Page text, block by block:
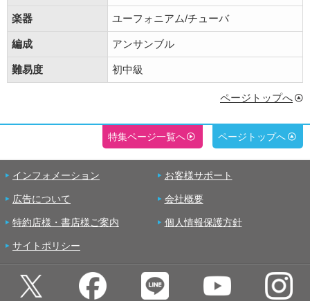
楽器 ユーフォニアム/チューバ
編成 アンサンブル
難易度 初中級
ページトップへ
特集ページ一覧へ ページトップへ
インフォメーション お客様サポート
広告について 会社概要
特約店様・書店様ご案内 個人情報保護方針
サイトポリシー